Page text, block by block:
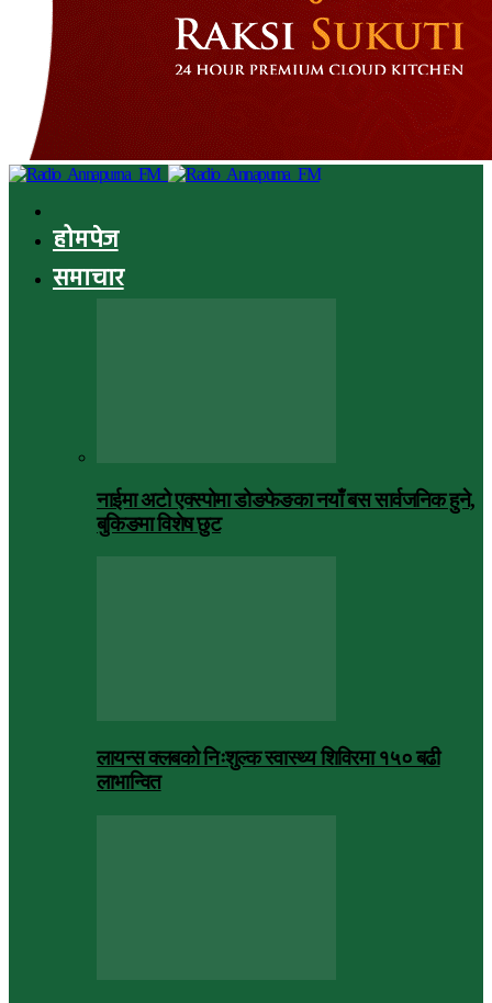
होमपेज
समाचार
नाईमा अटो एक्स्पोमा डोङफेङका नयाँ बस सार्वजनिक हुने,
बुकिङमा विशेष छुट
लायन्स क्लबको निःशुल्क स्वास्थ्य शिविरमा १५० बढी
लाभान्वित